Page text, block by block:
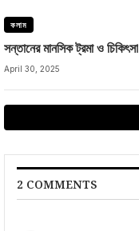
কলাম
সন্তানের মানসিক ট্রমা ও চিকিৎসা
April 30, 2025
2 COMMENTS